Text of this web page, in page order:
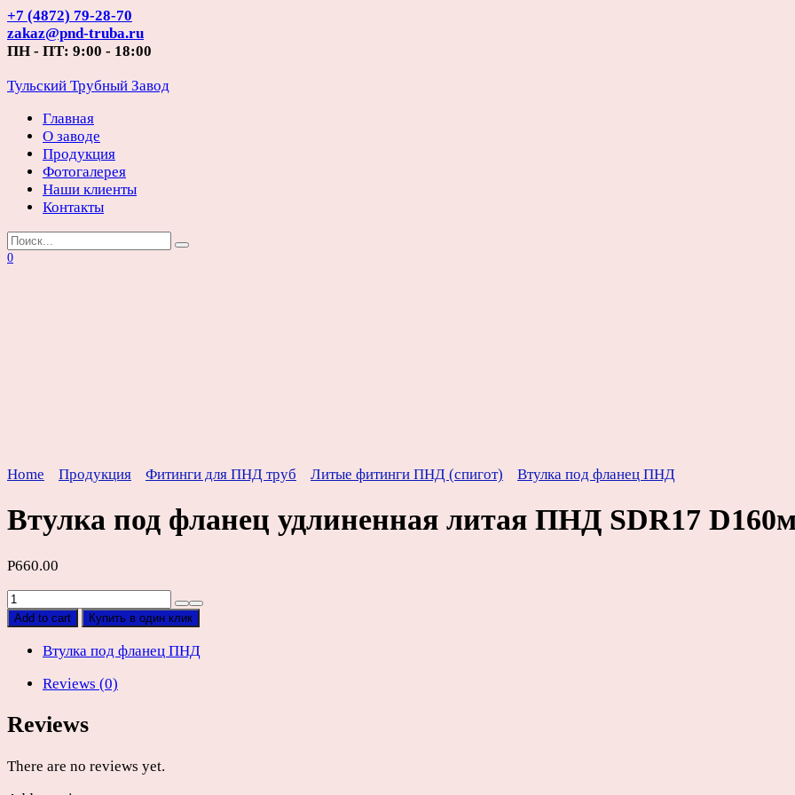
Перейти
к
содержанию
+7 (4872) 79-28-70
zakaz@pnd-truba.ru
ПН - ПТ: 9:00 - 18:00
Тульский Трубный Завод
Главная
О заводе
Продукция
Фотогалерея
Наши клиенты
Контакты
Search
for:
0
Home Продукция Фитинги для ПНД труб Литые фитинги ПНД (спигот) Втулка под фланец ПНД
Втулка под фланец удлиненная литая ПНД SDR17
Р660.00
Втулка
под
удлиненная
ПНД
D160мм
Add to cart Купить в один клик
Втулка под фланец ПНД
Reviews (0)
Reviews
There are no reviews yet.